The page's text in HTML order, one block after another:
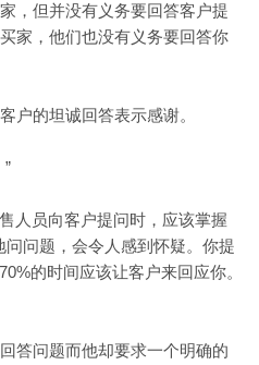
，但并没有义务要回答客户提
家，他们也没有义务要回答你
户的坦诚回答表示感谢。
人员向客户提问时，应该掌握
问题，会令人感到怀疑。你提
的时间应该让客户来回应你。
答问题而他却要求一个明确的